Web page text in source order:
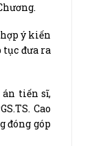
ý kiến
tục đưa ra
án tiến sĩ,
Cao
đóng góp